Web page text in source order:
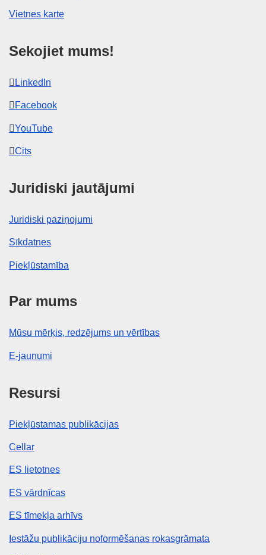
Vietnes karte
Sekojiet mums!
LinkedIn
Facebook
YouTube
Cits
Juridiski jautājumi
Juridiski paziņojumi
Sīkdatnes
Piekļūstamība
Par mums
Mūsu mērķis, redzējums un vērtības
E-jaunumi
Resursi
Piekļūstamas publikācijas
Cellar
ES lietotnes
ES vārdnīcas
ES tīmekļa arhīvs
Iestāžu publikāciju noformēšanas rokasgrāmata